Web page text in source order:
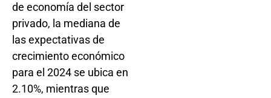
de economía del sector
privado, la mediana de
las expectativas de
crecimiento económico
para el 2024 se ubica en
2.10%, mientras que